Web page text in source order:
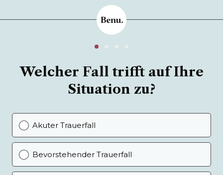
Welcher Fall trifft auf Ihre
Situation zu?
Akuter Trauerfall
Bevorstehender Trauerfall